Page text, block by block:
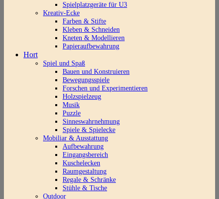
Spielplatzgeräte für U3
Kreativ-Ecke
Farben & Stifte
Kleben & Schneiden
Kneten & Modellieren
Papieraufbewahrung
Hort
Spiel und Spaß
Bauen und Konstruieren
Bewegungsspiele
Forschen und Experimentieren
Holzspielzeug
Musik
Puzzle
Sinneswahrnehmung
Spiele & Spielecke
Mobiliar & Ausstattung
Aufbewahrung
Eingangsbereich
Kuschelecken
Raumgestaltung
Regale & Schränke
Stühle & Tische
Outdoor